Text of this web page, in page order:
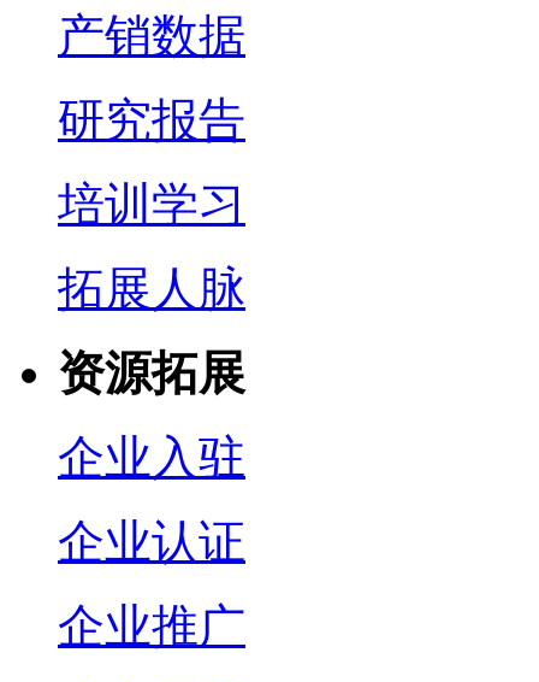
产销数据
研究报告
培训学习
拓展人脉
资源拓展
企业入驻
企业认证
企业推广